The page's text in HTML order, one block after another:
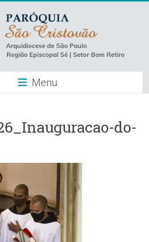
Menu
do-